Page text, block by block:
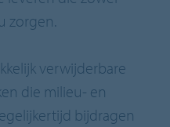
zorgen.
verwijderbare
die milieu- en
bijdragen